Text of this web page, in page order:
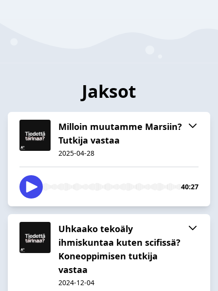
Jaksot
Milloin muutamme Marsiin?
Tutkija vastaa
2025-04-28
40:27
Uhkaako tekoäly
ihmiskuntaa kuten scifissä?
Koneoppimisen tutkija
vastaa
2024-12-04